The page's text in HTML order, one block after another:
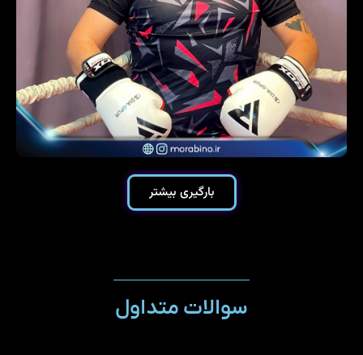
بارگیری بیشتر
سوالات متداول